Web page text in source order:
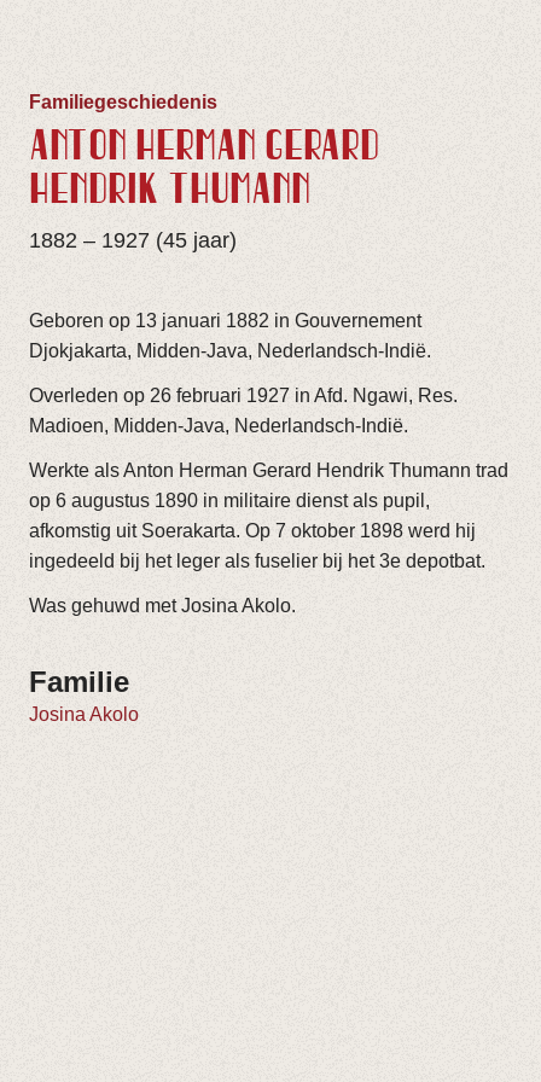
Familiegeschiedenis
ANTON HERMAN GERARD
HENDRIK THÜMANN
1882 – 1927 (45 jaar)
Geboren op 13 januari 1882 in Gouvernement
Djokjakarta, Midden-Java, Nederlandsch-Indië.
Overleden op 26 februari 1927 in Afd. Ngawi, Res.
Madioen, Midden-Java, Nederlandsch-Indië.
Werkte als Anton Herman Gerard Hendrik Thumann trad
op 6 augustus 1890 in militaire dienst als pupil,
afkomstig uit Soerakarta. Op 7 oktober 1898 werd hij
ingedeeld bij het leger als fuselier bij het 3e depotbat.
Was gehuwd met Josina Akolo.
Familie
Josina Akolo